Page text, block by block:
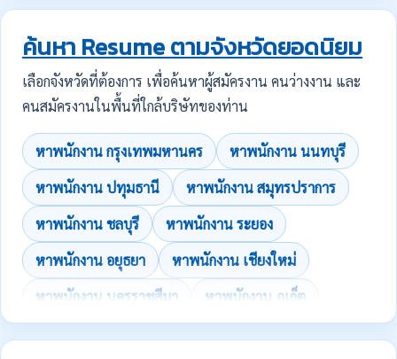
ค้นหา Resume ตามจังหวัดยอดนิยม
เลือกจังหวัดที่ต้องการ เพื่อค้นหาผู้สมัครงาน คนว่างงาน และ
คนสมัครงานในพื้นที่ใกล้บริษัทของท่าน
หาพนักงาน กรุงเทพมหานคร
หาพนักงาน นนทบุรี
หาพนักงาน ปทุมธานี
หาพนักงาน สมุทรปราการ
หาพนักงาน ชลบุรี
หาพนักงาน ระยอง
หาพนักงาน อยุธยา
หาพนักงาน เชียงใหม่
หาพนักงาน นครราชสีมา
หาพนักงาน ภูเก็ต